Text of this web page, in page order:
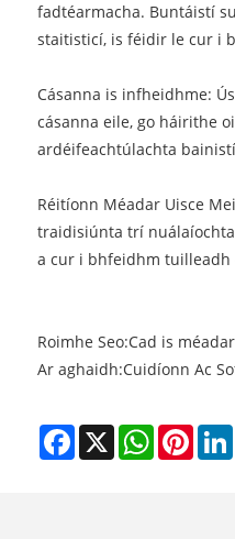
fadtéarmacha. Buntáistí
staitisticí, is féidir le cur i
Cásanna is infheidhme:
cásanna eile, go háirithe
ardéifeachtúlachta
Réitíonn Méadar Uisce
traidisiúnta trí
a cur i bhfeidhm tuilleadh
Roimhe Seo:Cad is
Ar aghaidh:Cuidíonn Ac
Facebook
X WhatsApp